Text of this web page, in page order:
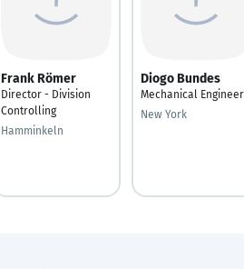
Frank Römer
Director - Division
Controlling
Hamminkeln
Diogo Bundes
Mechanical Engineer
New York